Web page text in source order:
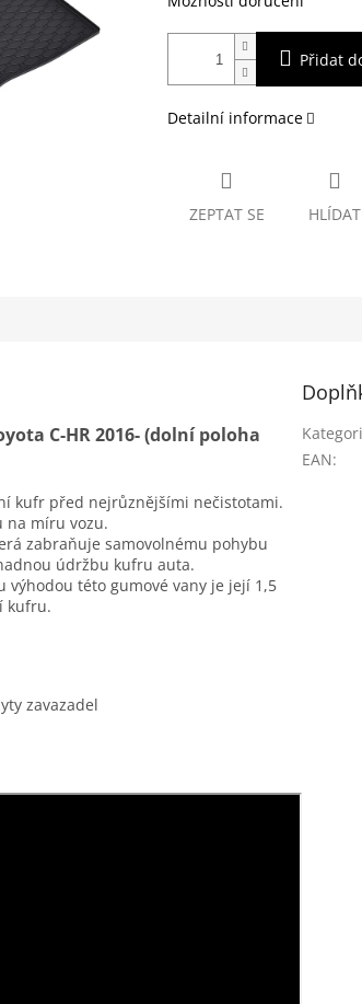
Přidat
Detailní informace
ZEPTAT SE HLÍDAT
C-HR 2016- (dolní poloha
kufr před nejrůznějšími nečistotami.
na míru vozu.
zabraňuje samovolnému pohybu
údržbu kufru auta.
výhodou této gumové vany je její 1,5
kufru.
zavazadel
EAN: